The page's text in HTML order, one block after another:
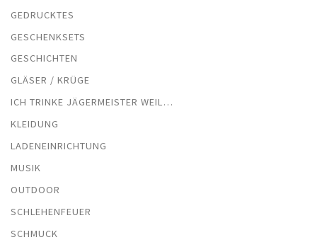
GEDRUCKTES
GESCHENKSETS
GESCHICHTEN
GLÄSER / KRÜGE
ICH TRINKE JÄGERMEISTER WEIL…
KLEIDUNG
LADENEINRICHTUNG
MUSIK
OUTDOOR
SCHLEHENFEUER
SCHMUCK